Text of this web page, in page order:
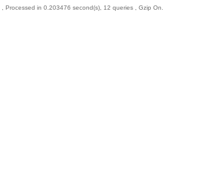
, Processed in 0.203476 second(s), 12 queries , Gzip On.